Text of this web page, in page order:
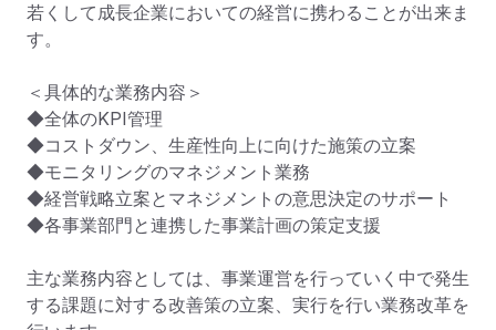
若くして成長企業においての経営に携わることが出来ま
す。
＜具体的な業務内容＞
◆全体のKPI管理
◆コストダウン、生産性向上に向けた施策の立案
◆モニタリングのマネジメント業務
◆経営戦略立案とマネジメントの意思決定のサポート
◆各事業部門と連携した事業計画の策定支援
主な業務内容としては、事業運営を行っていく中で発生
する課題に対する改善策の立案、実行を行い業務改革を